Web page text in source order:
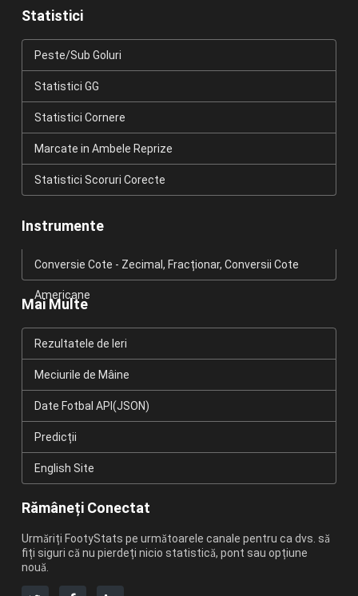
Statistici
Peste/Sub Goluri
Statistici GG
Statistici Cornere
Marcate in Ambele Reprize
Statistici Scoruri Corecte
Instrumente
Conversie Cote - Zecimal, Fracționar, Conversii Cote
Americane
Mai Multe
Rezultatele de Ieri
Meciurile de Mâine
Date Fotbal API(JSON)
Predicții
English Site
Rămâneți Conectat
Urmăriți FootyStats pe următoarele canale pentru ca dvs. să
fiți siguri că nu pierdeți nicio statistică, pont sau opțiune
nouă.